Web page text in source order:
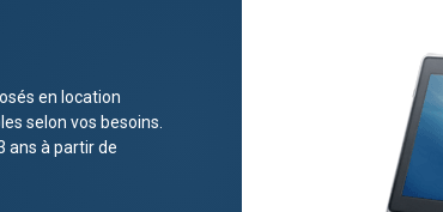
en location
selon vos besoins.
ans à partir de